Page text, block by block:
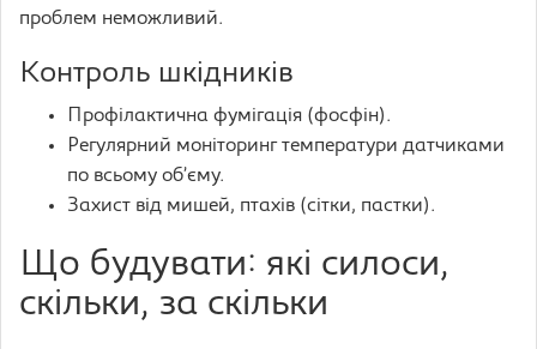
проблем неможливий.
Контроль шкідників
Профілактична фумігація (фосфін).
Регулярний моніторинг температури датчиками
по всьому об’єму.
Захист від мишей, птахів (сітки, пастки).
Що будувати: які силоси,
скільки, за скільки